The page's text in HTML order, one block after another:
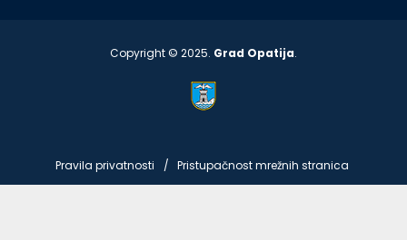
Copyright © 2025. Grad Opatija.
Pravila privatnosti Pristupačnost mrežnih stranica